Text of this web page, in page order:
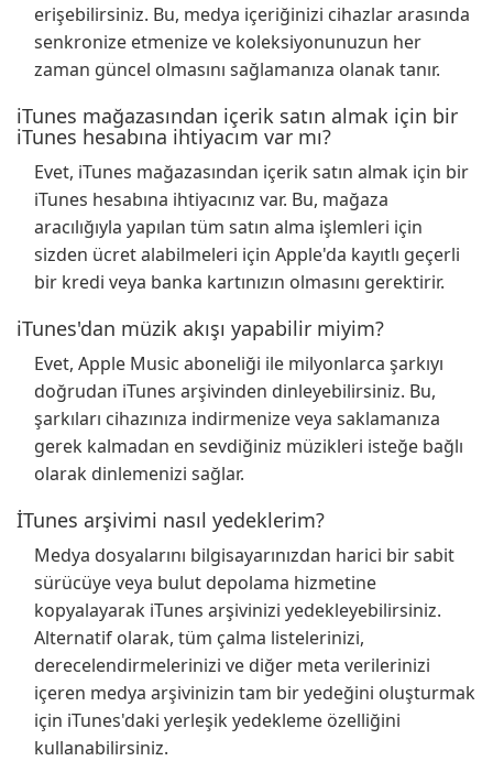
erişebilirsiniz. Bu, medya içeriğinizi cihazlar arasında
senkronize etmenize ve koleksiyonunuzun her
zaman güncel olmasını sağlamanıza olanak tanır.
iTunes mağazasından içerik satın almak için bir
iTunes hesabına ihtiyacım var mı?
Evet, iTunes mağazasından içerik satın almak için bir
iTunes hesabına ihtiyacınız var. Bu, mağaza
aracılığıyla yapılan tüm satın alma işlemleri için
sizden ücret alabilmeleri için Apple'da kayıtlı geçerli
bir kredi veya banka kartınızın olmasını gerektirir.
iTunes'dan müzik akışı yapabilir miyim?
Evet, Apple Music aboneliği ile milyonlarca şarkıyı
doğrudan iTunes arşivinden dinleyebilirsiniz. Bu,
şarkıları cihazınıza indirmenize veya saklamanıza
gerek kalmadan en sevdiğiniz müzikleri isteğe bağlı
olarak dinlemenizi sağlar.
İTunes arşivimi nasıl yedeklerim?
Medya dosyalarını bilgisayarınızdan harici bir sabit
sürücüye veya bulut depolama hizmetine
kopyalayarak iTunes arşivinizi yedekleyebilirsiniz.
Alternatif olarak, tüm çalma listelerinizi,
derecelendirmelerinizi ve diğer meta verilerinizi
içeren medya arşivinizin tam bir yedeğini oluşturmak
için iTunes'daki yerleşik yedekleme özelliğini
kullanabilirsiniz.